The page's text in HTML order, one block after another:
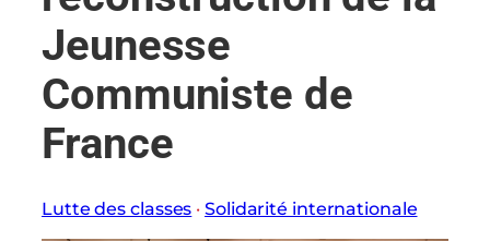
Jeunesse
Communiste de
France
Lutte des classes · Solidarité internationale